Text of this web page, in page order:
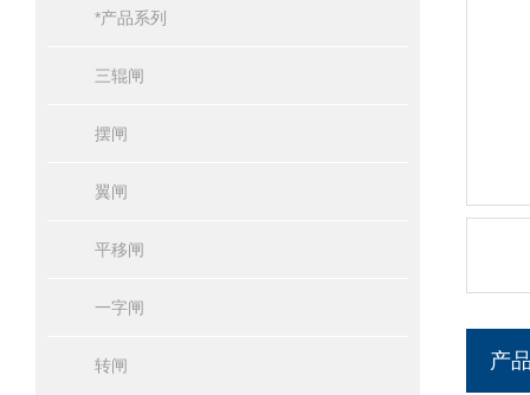
*产品系列
三辊闸
摆闸
翼闸
平移闸
一字闸
转闸 产